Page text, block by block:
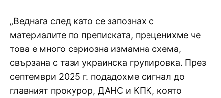
„Веднага след като се запознах с
материалите по преписката, преценихме че
това е много сериозна измамна схема,
свързана с тази украинска групировка. През
септември 2025 г. подадохме сигнал до
главният прокурор, ДАНС и КПК, която